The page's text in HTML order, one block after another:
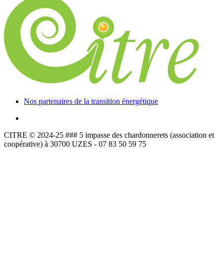
Nos partenaires de la transition énergétique
CITRE © 2024-25 ### 5 impasse des chardonnerets (association et
coopérative) à 30700 UZES - 07 83 50 59 75